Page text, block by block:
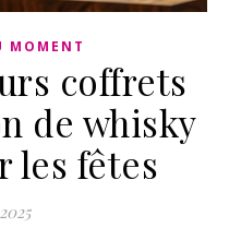
MOMENT
coffrets
de whisky
les fêtes